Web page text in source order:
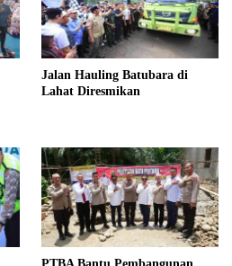
Jalan Hauling Batubara di
Lahat Diresmikan